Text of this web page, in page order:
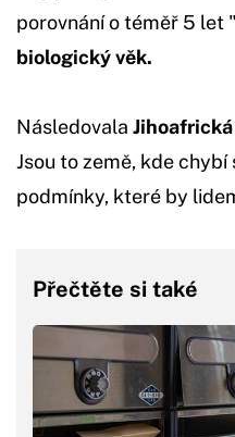
porovnání o téměř 5 let
biologický věk.
Následovala
Jsou to země, kde chybí
podmínky, které by
Přečtěte si také